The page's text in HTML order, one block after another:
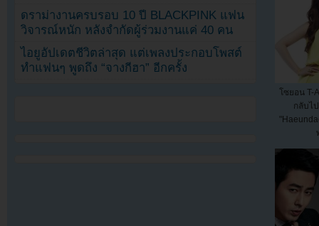
โซยอน T-
กลับไ
ดราม่างานครบรอบ 10 ปี BLACKPINK แฟน
วิจารณ์หนัก หลังจำกัดผู้ร่วมงานแค่ 40 คน
ไอยูอัปเดตชีวิตล่าสุด แต่เพลงประกอบโพสต์
ทำแฟนๆ พูดถึง “จางกีฮา” อีกครั้ง